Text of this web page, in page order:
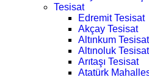
Tesisat
Edremit Tesisat
Akçay Tesisat
Altınkum Tesisat
Altınoluk Tesisat
Arıtaşı Tesisat
Atatürk